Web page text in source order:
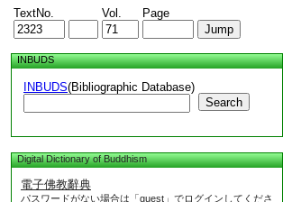
TextNo. Vol. Page
INBUDS
INBUDS(Bibliographic Database)
Search
Digital Dictionary of Buddhism
電子佛教辭典
パスワードがない場合は「guest」でログインしてくださ